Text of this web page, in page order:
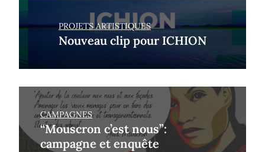
PROJETS ARTISTIQUES
Nouveau clip pour ICHION
CAMPAGNES
“Mouscron c’est nous”:
campagne et enquête